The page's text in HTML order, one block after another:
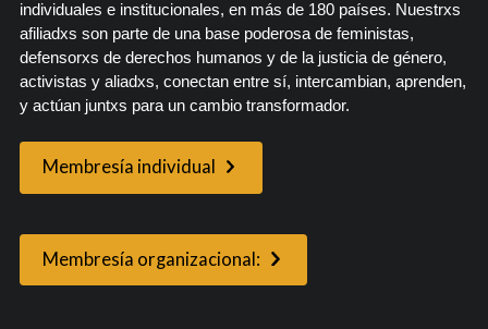
individuales e institucionales, en más de 180 países. Nuestrxs
afiliadxs son parte de una base poderosa de feministas,
defensorxs de derechos humanos y de la justicia de género,
activistas y aliadxs, conectan entre sí, intercambian, aprenden,
y actúan juntxs para un cambio transformador.
Membresía individual
Membresía organizacional: